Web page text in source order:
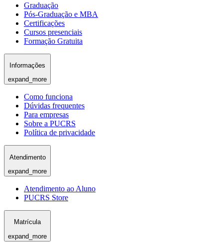
Graduação
Pós-Graduação e MBA
Certificações
Cursos presenciais
Formação Gratuita
Informações
expand_more
Como funciona
Dúvidas frequentes
Para empresas
Sobre a PUCRS
Política de privacidade
Atendimento
expand_more
Atendimento ao Aluno
PUCRS Store
Matrícula
expand_more